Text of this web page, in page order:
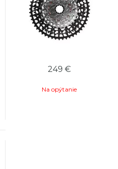
249 €
Na opýtanie